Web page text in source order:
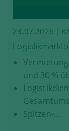
23.07.2026 |
und 30 %
Spitzen-…